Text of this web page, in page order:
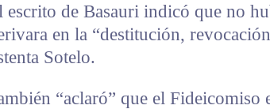
escrito de Basauri indicó que no
en la “destitución,
Sotelo.
“aclaró” que el Fideicomiso